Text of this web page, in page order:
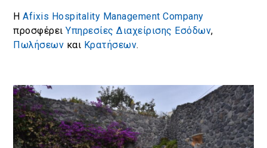
ΗAfixis Hospitality Management Company
προσφέρειΥπηρεσίες Διαχείρισης Εσόδων,
Πωλήσεων και Κρατήσεων.